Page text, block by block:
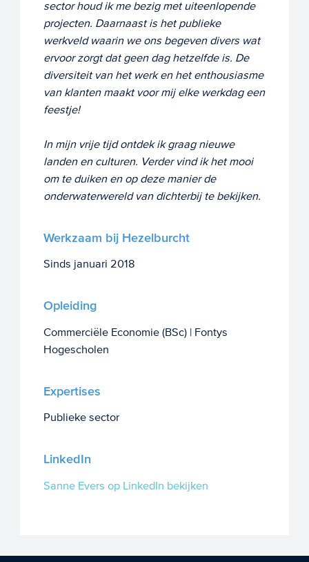
sector houd ik me bezig met uiteenlopende
projecten. Daarnaast is het publieke
werkveld waarin we ons begeven divers wat
ervoor zorgt dat geen dag hetzelfde is. De
diversiteit van het werk en het enthousiasme
van klanten maakt voor mij elke werkdag een
feestje!
In mijn vrije tijd ontdek ik graag nieuwe
landen en culturen. Verder vind ik het mooi
om te duiken en op deze manier de
onderwaterwereld van dichterbij te bekijken.
Werkzaam bij Hezelburcht
Sinds januari 2018
Opleiding
Commerciële Economie (BSc) | Fontys
Hogescholen
Expertises
Publieke sector
LinkedIn
Sanne Evers op LinkedIn bekijken